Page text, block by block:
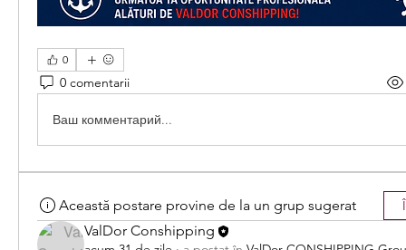
0
0 comentarii
Ваш комментарий...
Această postare provine de la un grup sugerat
ValDor Conshipping